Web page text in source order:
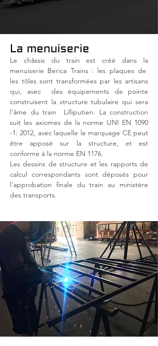
La menuiserie
Le châssis du train est créé dans la
menuiserie Berica Trains : les plaques de
les tôles sont transformées par les artisans
qui, avec
des équipements de pointe
construisent la structure tubulaire qui sera
l'âme du train
Lilliputien. La construction
suit les axiomes de la norme UNI EN 1090
-1: 2012, avec laquelle le marquage CE peut
être apposé sur la structure, et est
conforme à la norme EN 1176.
Les dessins de structure et les rapports de
calcul correspondants sont déposés pour
l'approbation finale du train au ministère
des transports.